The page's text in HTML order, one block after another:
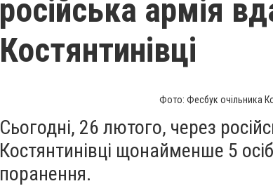
російська армія
Костянтинівці
Фото: Фесбук очільника
Сьогодні, 26 лютого, через
Костянтинівці щонайменше 5
поранення.